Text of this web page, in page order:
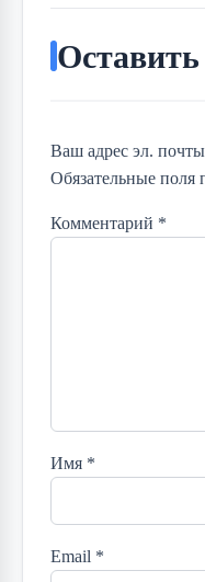
Оставить
Ваш адрес эл.
Обязательные поля
Комментарий *
Имя *
Email *